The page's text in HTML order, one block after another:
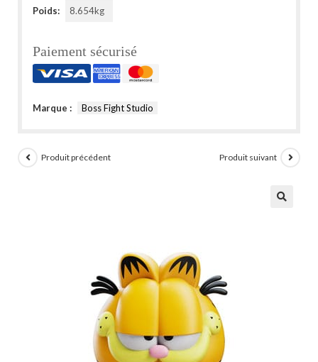
Poids: 8.654kg
Paiement sécurisé
Marque : Boss Fight Studio
Produit précédent Produit suivant